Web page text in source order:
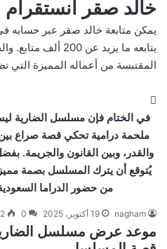
خالد صقر انستقرام
يمكن متابعة خالد صقر عبر حسابه
يتابعه ما يزيد عن
المقتبسة من أعماله المميزة التي
في الختام فإن مسلسل الضارية
ملحمة درامية تحكي قصة صراع بين
والقدر، وبين القانون والجريمة.
يُتوقع أن يترك المسلسل بصمة
من حضور الدراما
nagham 19 أكتوبر، 2025 0
موعد عرض مسلسل